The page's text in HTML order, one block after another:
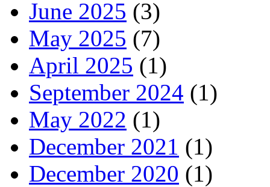
June 2025 (3)
May 2025 (7)
April 2025 (1)
September 2024 (1)
May 2022 (1)
December 2021 (1)
December 2020 (1)